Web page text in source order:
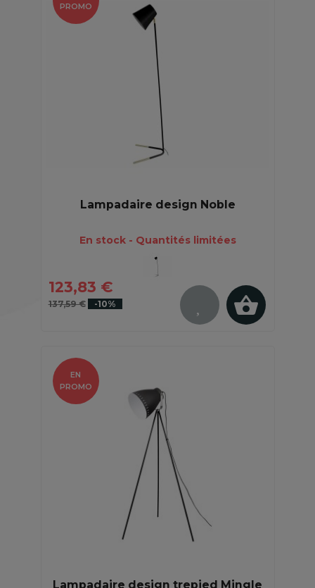
Lampadaire design Noble
En stock - Quantités limitées
123,83 €
137,59 € -10%
PROMO
Lampadaire design trepied Mingle
EN
PROMO